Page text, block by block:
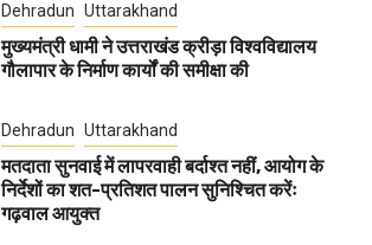
Dehradun Uttarakhand
मुख्यमंत्री धामी ने उत्तराखंड क्रीड़ा विश्वविद्यालय
गौलापार के निर्माण कार्यों की समीक्षा की
Dehradun Uttarakhand
मतदाता सुनवाई में लापरवाही बर्दाश्त नहीं, आयोग के
निर्देशों का शत-प्रतिशत पालन सुनिश्चित करेंः
गढ़वाल आयुक्त